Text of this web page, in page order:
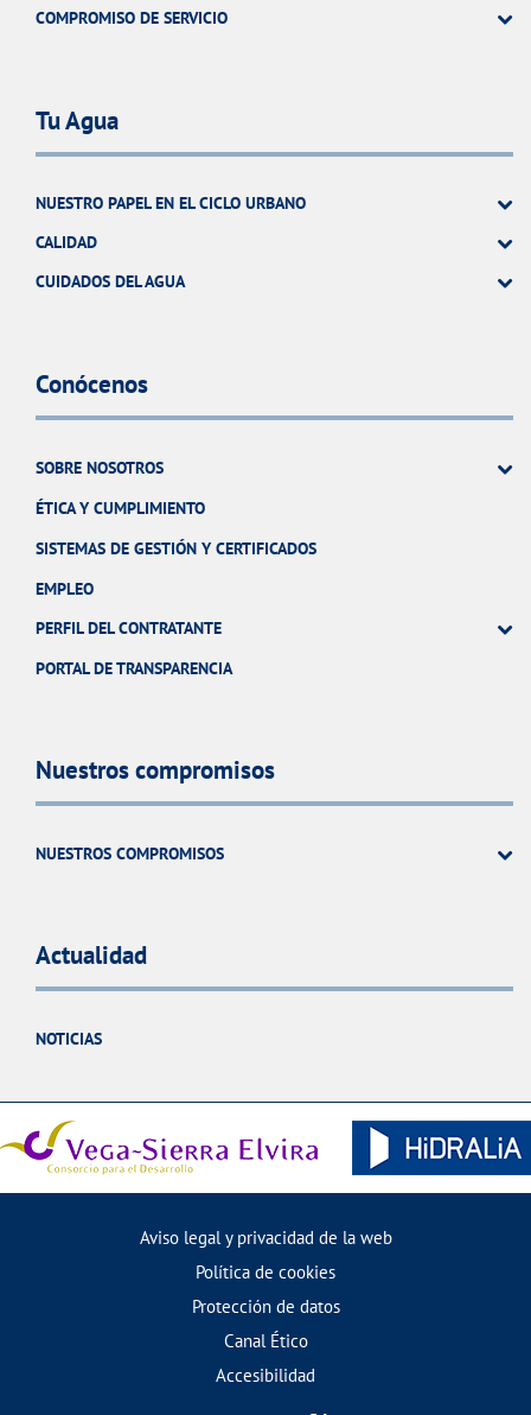
COMPROMISO DE SERVICIO
Tu Agua
NUESTRO PAPEL EN EL CICLO URBANO
CALIDAD
CUIDADOS DEL AGUA
Conócenos
SOBRE NOSOTROS
ÉTICA Y CUMPLIMIENTO
SISTEMAS DE GESTIÓN Y CERTIFICADOS
EMPLEO
PERFIL DEL CONTRATANTE
PORTAL DE TRANSPARENCIA
Nuestros compromisos
NUESTROS COMPROMISOS
Actualidad
NOTICIAS
Aviso legal y privacidad de la web
Política de cookies
Protección de datos
Canal Ético
Accesibilidad